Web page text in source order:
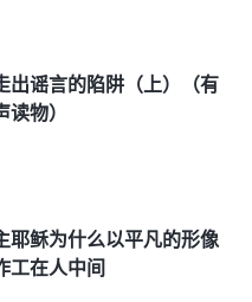
凡的形像作工在人中
不真心信神的人。如果
，气宇轩昂、高大气
义人与恶人就没法显
逼迫主耶稣了，那主耶
就没法完成。这就看到
智慧、太全能了！神以
出谣言的陷阱（上）（有
读物）
耶稣为什么以平凡的形像
工在人中间